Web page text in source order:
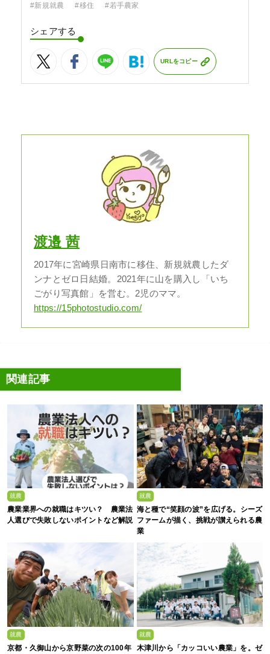
#新規就農
#移住 #若手農家
シェアする
URLをコピー
渡邉 茜
2017年に宮崎県日南市に移住、新規就農したダ
ンナとゼロ日結婚。2021年に山を購入し「いち
ごがり写真館」を営む。2児のママ。
https://15photostudio.com/
関連記事
就農
農業業界への就職はキツい？ 農業法
人選びで失敗しないポイントなど解説
就農
海と種で“笑顔の波”を広げる。シーズ
ファームが描く、挑戦が讃えられる農
業
就農
京都・久御山から京野菜の次の100年
就農
木津川から「カッコいい農業」を。ゼ